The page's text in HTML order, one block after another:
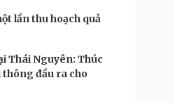
giống tâm hồn
lần thu hoạch quả
Thái Nguyên: Thúc
thông đầu ra cho